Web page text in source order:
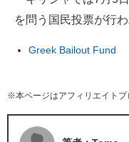
を問う国民投票が行わ
Greek Bailout Fund
※本ページはアフィリエイト